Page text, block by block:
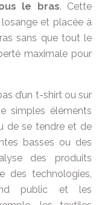
le bras. Cette
et placée à
sans que tout le
maximale pour
d’un t-shirt ou sur
simples éléments
de se tendre et de
basses ou des
des produits
des technologies,
public et les